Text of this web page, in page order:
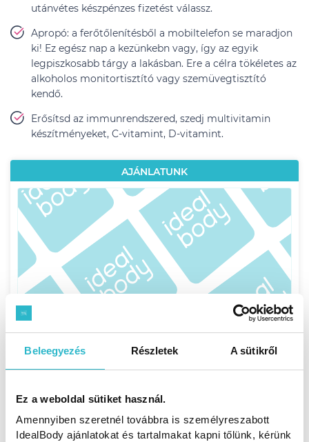
Beleegyezés Részletek A sütikről
Ez a weboldal sütiket használ.
Amennyiben szeretnél továbbra is személyreszabott
IdealBody ajánlatokat és tartalmakat kapni tőlünk, kérünk
utánvétes készpénzes fizetést válassz.
Apropó: a ferőtőlenítésből a mobiltelefon se maradjon
ki! Ez egész nap a kezünkebn vagy, így az egyik
legpiszkosabb tárgy a lakásban. Ere a célra tökéletes az
alkoholos monitortisztító vagy szemüvegtisztító
kendő.
Erősítsd az immunrendszered, szedj multivitamin
készítményeket, C-vitamint, D-vitamint.
AJÁNLATUNK